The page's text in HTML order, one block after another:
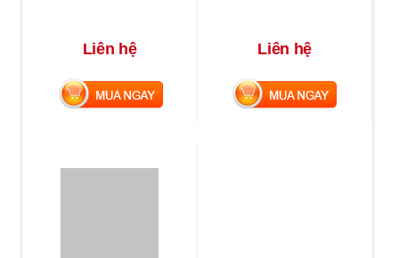
Liên hệ
MUA NGAY
Liên hệ
MUA NGAY